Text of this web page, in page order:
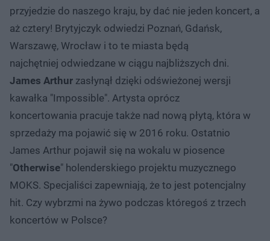
przyjedzie do naszego kraju, by dać nie jeden koncert, a
aż cztery! Brytyjczyk odwiedzi Poznań, Gdańsk,
Warszawę, Wrocław i to te miasta będą
najchętniej odwiedzane w ciągu najbliższych dni.
James Arthur zasłynął dzięki odświeżonej wersji
kawałka "Impossible". Artysta oprócz
koncertowania pracuje także nad nową płytą, która w
sprzedaży ma pojawić się w 2016 roku. Ostatnio
James Arthur pojawił się na wokalu w piosence
"Otherwise" holenderskiego projektu muzycznego
MOKS. Specjaliści zapewniają, że to jest potencjalny
hit. Czy wybrzmi na żywo podczas któregoś z trzech
koncertów w Polsce?